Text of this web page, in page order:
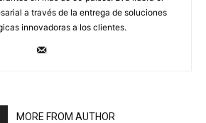
a través de la entrega de soluciones
innovadoras a los clientes.
MORE FROM AUTHOR